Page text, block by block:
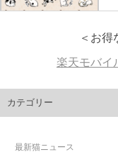
＜お得
楽天モバイ
カテゴリー
最新猫ニュース